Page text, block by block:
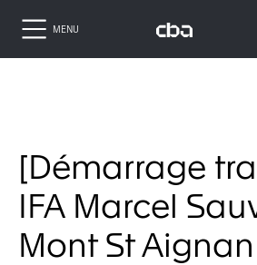
MENU
[Démarrage
IFA Marcel
Mont St